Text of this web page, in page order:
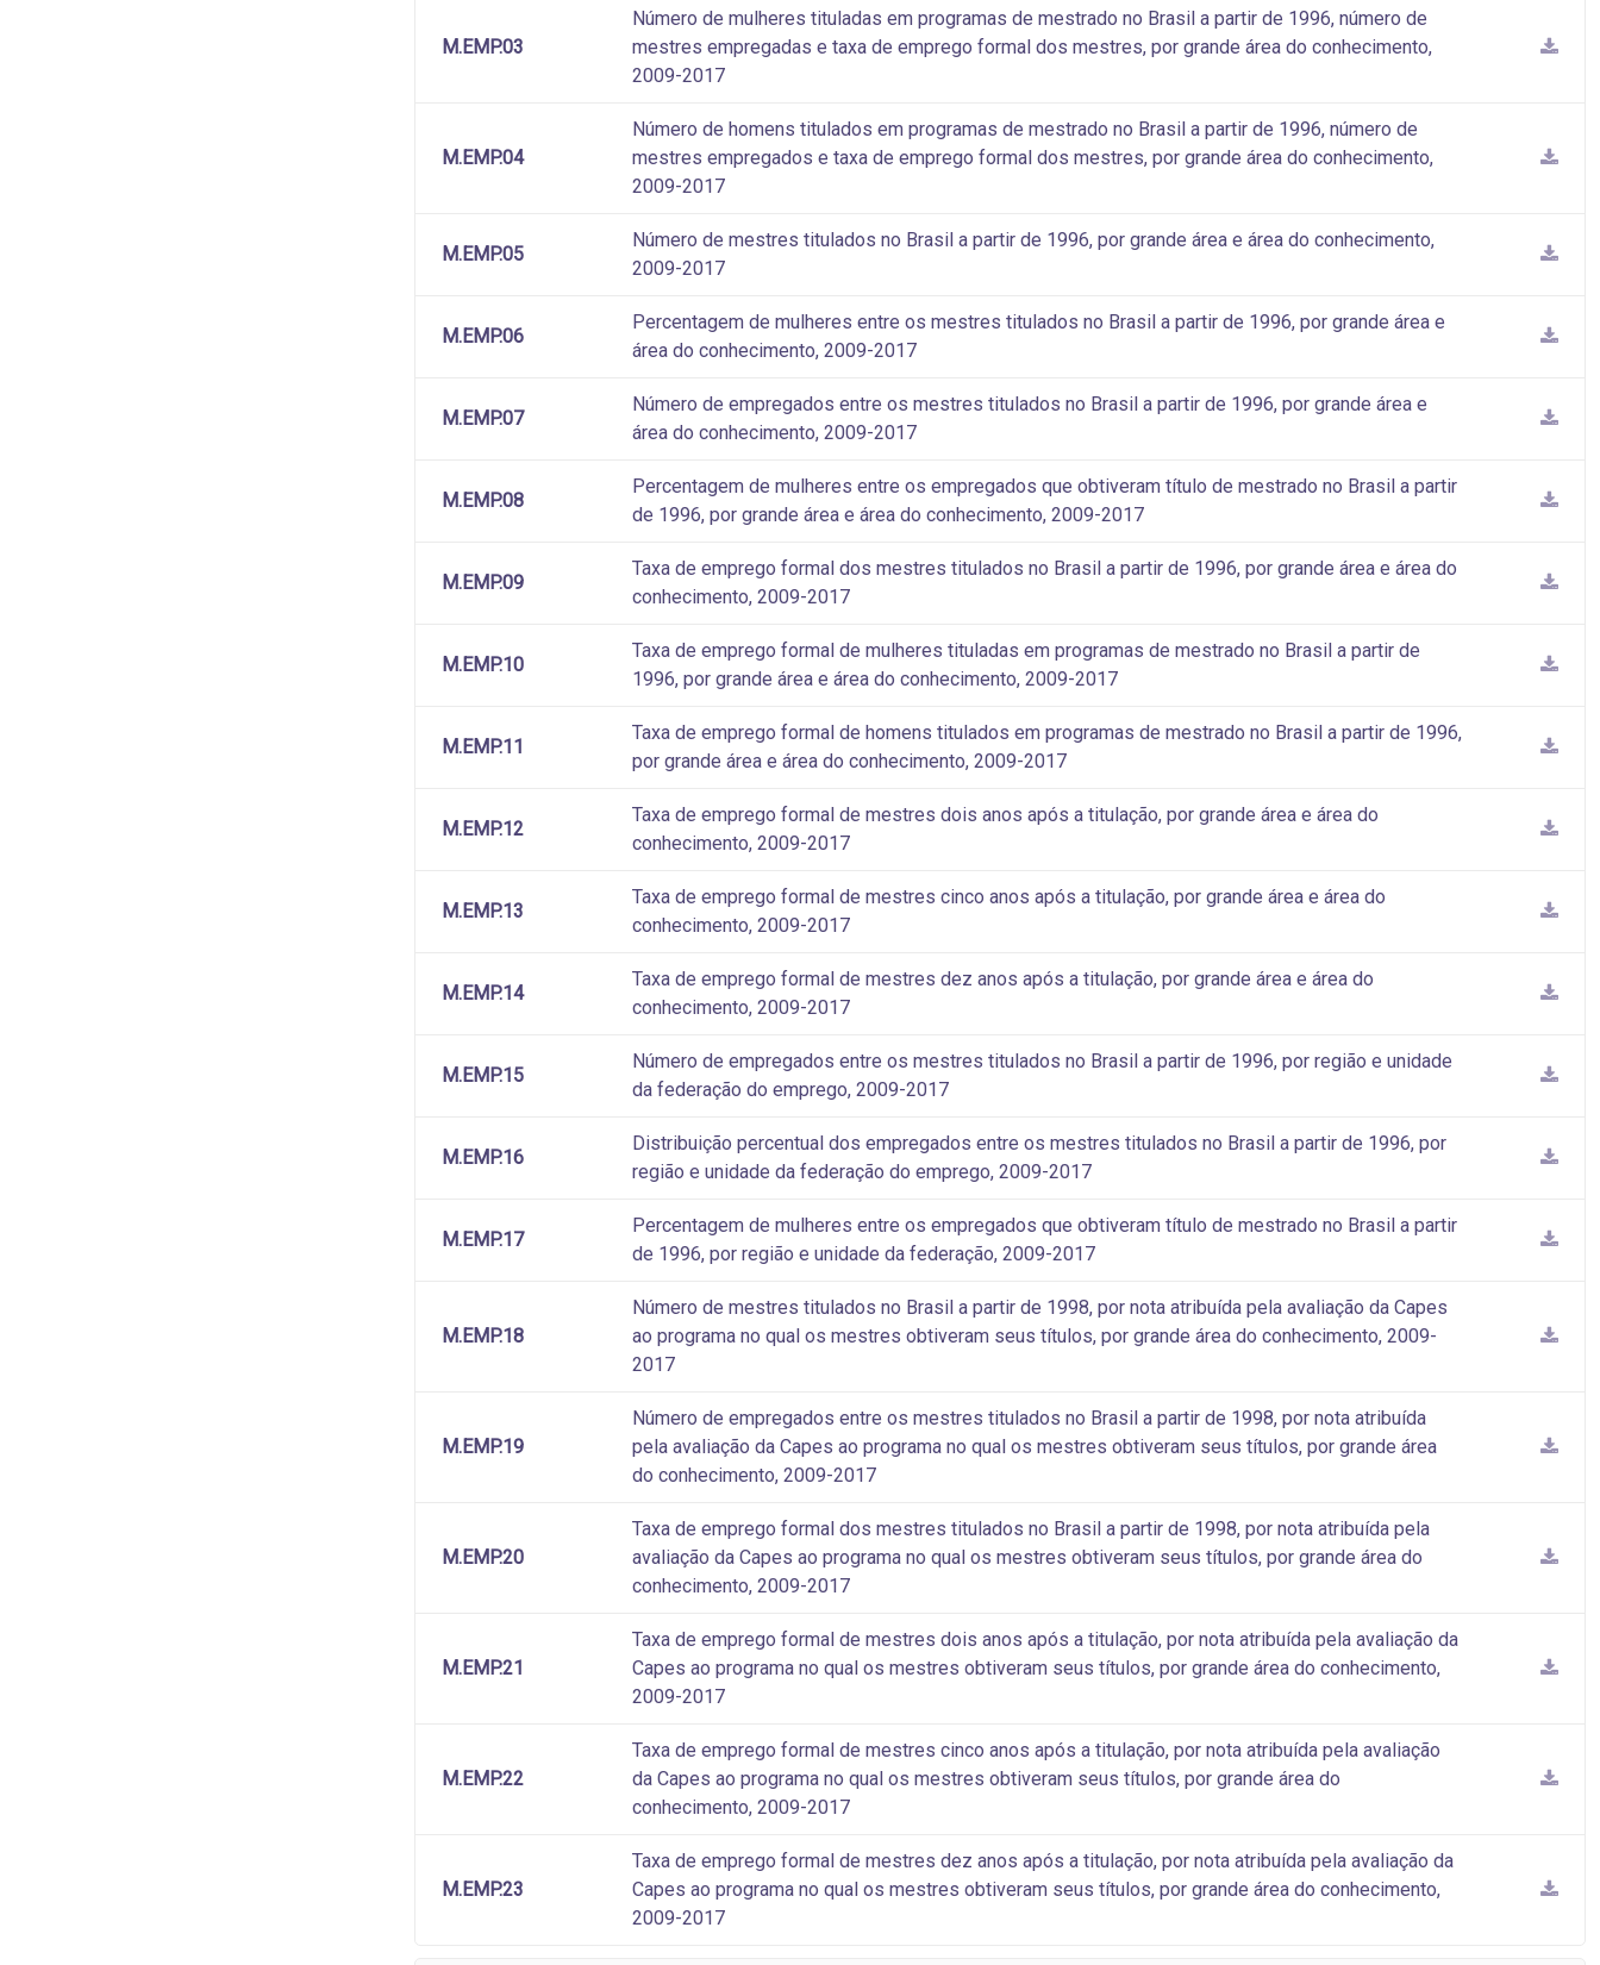
M.EMP.03
Número de mulheres tituladas em programas de mestrado no Brasil a partir de 1996, número de
mestres empregadas e taxa de emprego formal dos mestres, por grande área do conhecimento,
2009-2017
M.EMP.04
Número de homens titulados em programas de mestrado no Brasil a partir de 1996, número de
mestres empregados e taxa de emprego formal dos mestres, por grande área do conhecimento,
2009-2017
M.EMP.05
Número de mestres titulados no Brasil a partir de 1996, por grande área e área do conhecimento,
2009-2017
M.EMP.06
Percentagem de mulheres entre os mestres titulados no Brasil a partir de 1996, por grande área e
área do conhecimento, 2009-2017
M.EMP.07
Número de empregados entre os mestres titulados no Brasil a partir de 1996, por grande área e
área do conhecimento, 2009-2017
M.EMP.08
Percentagem de mulheres entre os empregados que obtiveram título de mestrado no Brasil a partir
de 1996, por grande área e área do conhecimento, 2009-2017
M.EMP.09
Taxa de emprego formal dos mestres titulados no Brasil a partir de 1996, por grande área e área do
conhecimento, 2009-2017
M.EMP.10
Taxa de emprego formal de mulheres tituladas em programas de mestrado no Brasil a partir de
1996, por grande área e área do conhecimento, 2009-2017
M.EMP.11
Taxa de emprego formal de homens titulados em programas de mestrado no Brasil a partir de 1996,
por grande área e área do conhecimento, 2009-2017
M.EMP.12
Taxa de emprego formal de mestres dois anos após a titulação, por grande área e área do
conhecimento, 2009-2017
M.EMP.13
Taxa de emprego formal de mestres cinco anos após a titulação, por grande área e área do
conhecimento, 2009-2017
M.EMP.14
Taxa de emprego formal de mestres dez anos após a titulação, por grande área e área do
conhecimento, 2009-2017
M.EMP.15
Número de empregados entre os mestres titulados no Brasil a partir de 1996, por região e unidade
da federação do emprego, 2009-2017
M.EMP.16
Distribuição percentual dos empregados entre os mestres titulados no Brasil a partir de 1996, por
região e unidade da federação do emprego, 2009-2017
M.EMP.17
Percentagem de mulheres entre os empregados que obtiveram título de mestrado no Brasil a partir
de 1996, por região e unidade da federação, 2009-2017
M.EMP.18
Número de mestres titulados no Brasil a partir de 1998, por nota atribuída pela avaliação da Capes
ao programa no qual os mestres obtiveram seus títulos, por grande área do conhecimento, 2009-
2017
M.EMP.19
Número de empregados entre os mestres titulados no Brasil a partir de 1998, por nota atribuída
pela avaliação da Capes ao programa no qual os mestres obtiveram seus títulos, por grande área
do conhecimento, 2009-2017
M.EMP.20
Taxa de emprego formal dos mestres titulados no Brasil a partir de 1998, por nota atribuída pela
avaliação da Capes ao programa no qual os mestres obtiveram seus títulos, por grande área do
conhecimento, 2009-2017
M.EMP.21
Taxa de emprego formal de mestres dois anos após a titulação, por nota atribuída pela avaliação da
Capes ao programa no qual os mestres obtiveram seus títulos, por grande área do conhecimento,
2009-2017
M.EMP.22
Taxa de emprego formal de mestres cinco anos após a titulação, por nota atribuída pela avaliação
da Capes ao programa no qual os mestres obtiveram seus títulos, por grande área do
conhecimento, 2009-2017
M.EMP.23
Taxa de emprego formal de mestres dez anos após a titulação, por nota atribuída pela avaliação da
Capes ao programa no qual os mestres obtiveram seus títulos, por grande área do conhecimento,
2009-2017